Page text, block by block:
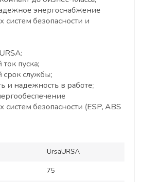
энергоснабжение
систем безопасности и
пуска;
службы;
и надежность в работе;
безопасности (ESP, ABS
UrsaURSA
75